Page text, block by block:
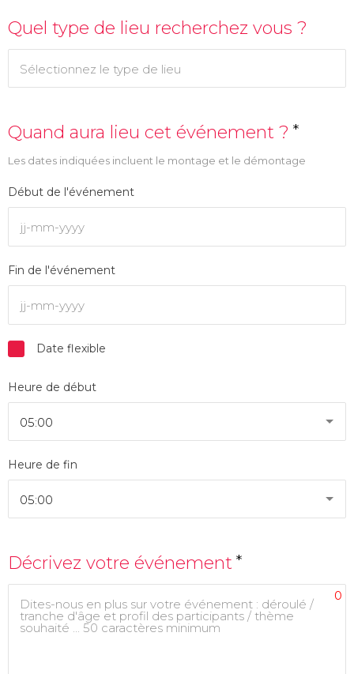
Quel type de lieu recherchez vous ?
Quand aura lieu cet événement ? *
Les dates indiquées incluent le montage et le démontage
Début de l'événement
Fin de l'événement
Date flexible
Heure de début
05:00
Heure de fin
05:00
Décrivez votre événement *
0